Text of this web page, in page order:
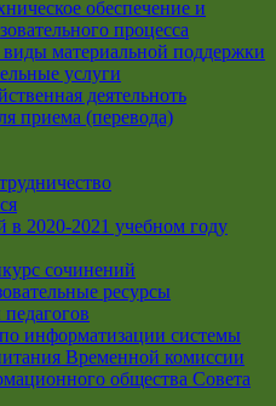
обеспечение и
процесса
материальной поддержки
услуги
деятельноть
приема (перевода)
в 2020-2021 учебном году
сочинений
ресурсы
информатизации системы
Временной комиссии
общества Совета